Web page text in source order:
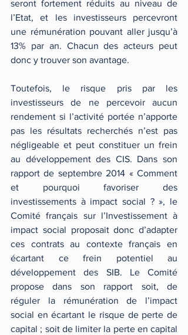
seront fortement réduits au niveau de
l’Etat, et les investisseurs percevront
une rémunération pouvant aller jusqu’à
13% par an. Chacun des acteurs peut
donc y trouver son avantage.
Toutefois, le risque pris par les
investisseurs de ne percevoir aucun
rendement si l’activité portée n’apporte
pas les résultats recherchés n’est pas
négligeable et peut constituer un frein
au développement des CIS. Dans son
rapport de septembre 2014 « Comment
et pourquoi favoriser des
investissements à impact social ? », le
Comité français sur l’Investissement à
impact social proposait donc d’adapter
ces contrats au contexte français en
écartant ce frein potentiel au
développement des SIB. Le Comité
propose dans son rapport soit, de
réguler la rémunération de l’impact
social en écartant le risque de perte de
capital ; soit de limiter la perte en capital